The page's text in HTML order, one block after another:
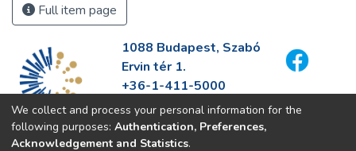
Full item page
1088 Budapest, Szabó
Ervin tér 1.
+36-1-411-5000
info@fszek.hu
https://fszek.hu
We collect and process your personal information for the
following purposes: Authentication, Preferences,
Acknowledgement and Statistics.